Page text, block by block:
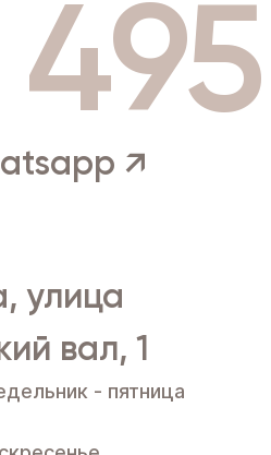
↗
улица
вал, 1
- пятница